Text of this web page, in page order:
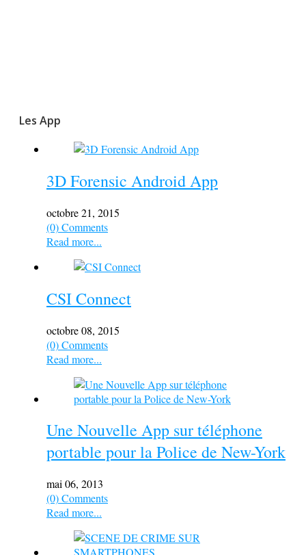
Les App
3D Forensic Android App
octobre 21, 2015
(0) Comments
Read more...
CSI Connect
octobre 08, 2015
(0) Comments
Read more...
Une Nouvelle App sur téléphone
portable pour la Police de New-York
mai 06, 2013
(0) Comments
Read more...